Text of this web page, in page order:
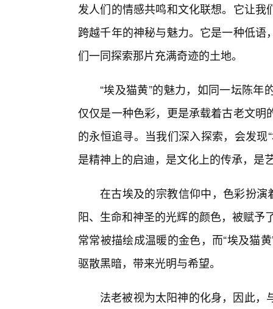
发人们的情感共鸣和文化联想。它让
跨越千年的神秘与魅力。它是一种低
们一同探索那片充满奇迹的土地。
“埃及猫黄”的魅力，如同一坛陈
仅仅是一种色彩，更是承载着古老文
的永恒追寻。当我们深入探索，会发
是精神上的启迪，是文化上的传承，是
在古埃及的宗教信仰中，色彩扮演
阳、生命和神圣的光辉的颜色，被赋予
常常被描绘成温暖的金色，而“埃及猫
驱散黑暗，带来光明与希望。
法老被视为太阳神的化身，因此